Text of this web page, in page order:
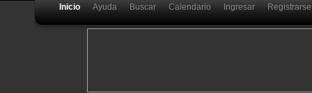
Inicio Ayuda Buscar Calendario Ingresar Registrarse